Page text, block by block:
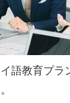
語教育プラ